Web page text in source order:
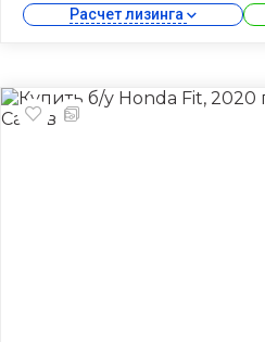
Расчет лизинга